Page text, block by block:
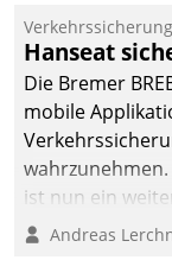
Hanseat
Die Bremer
mobile
ist nun ein
Einsatz.
Andreas